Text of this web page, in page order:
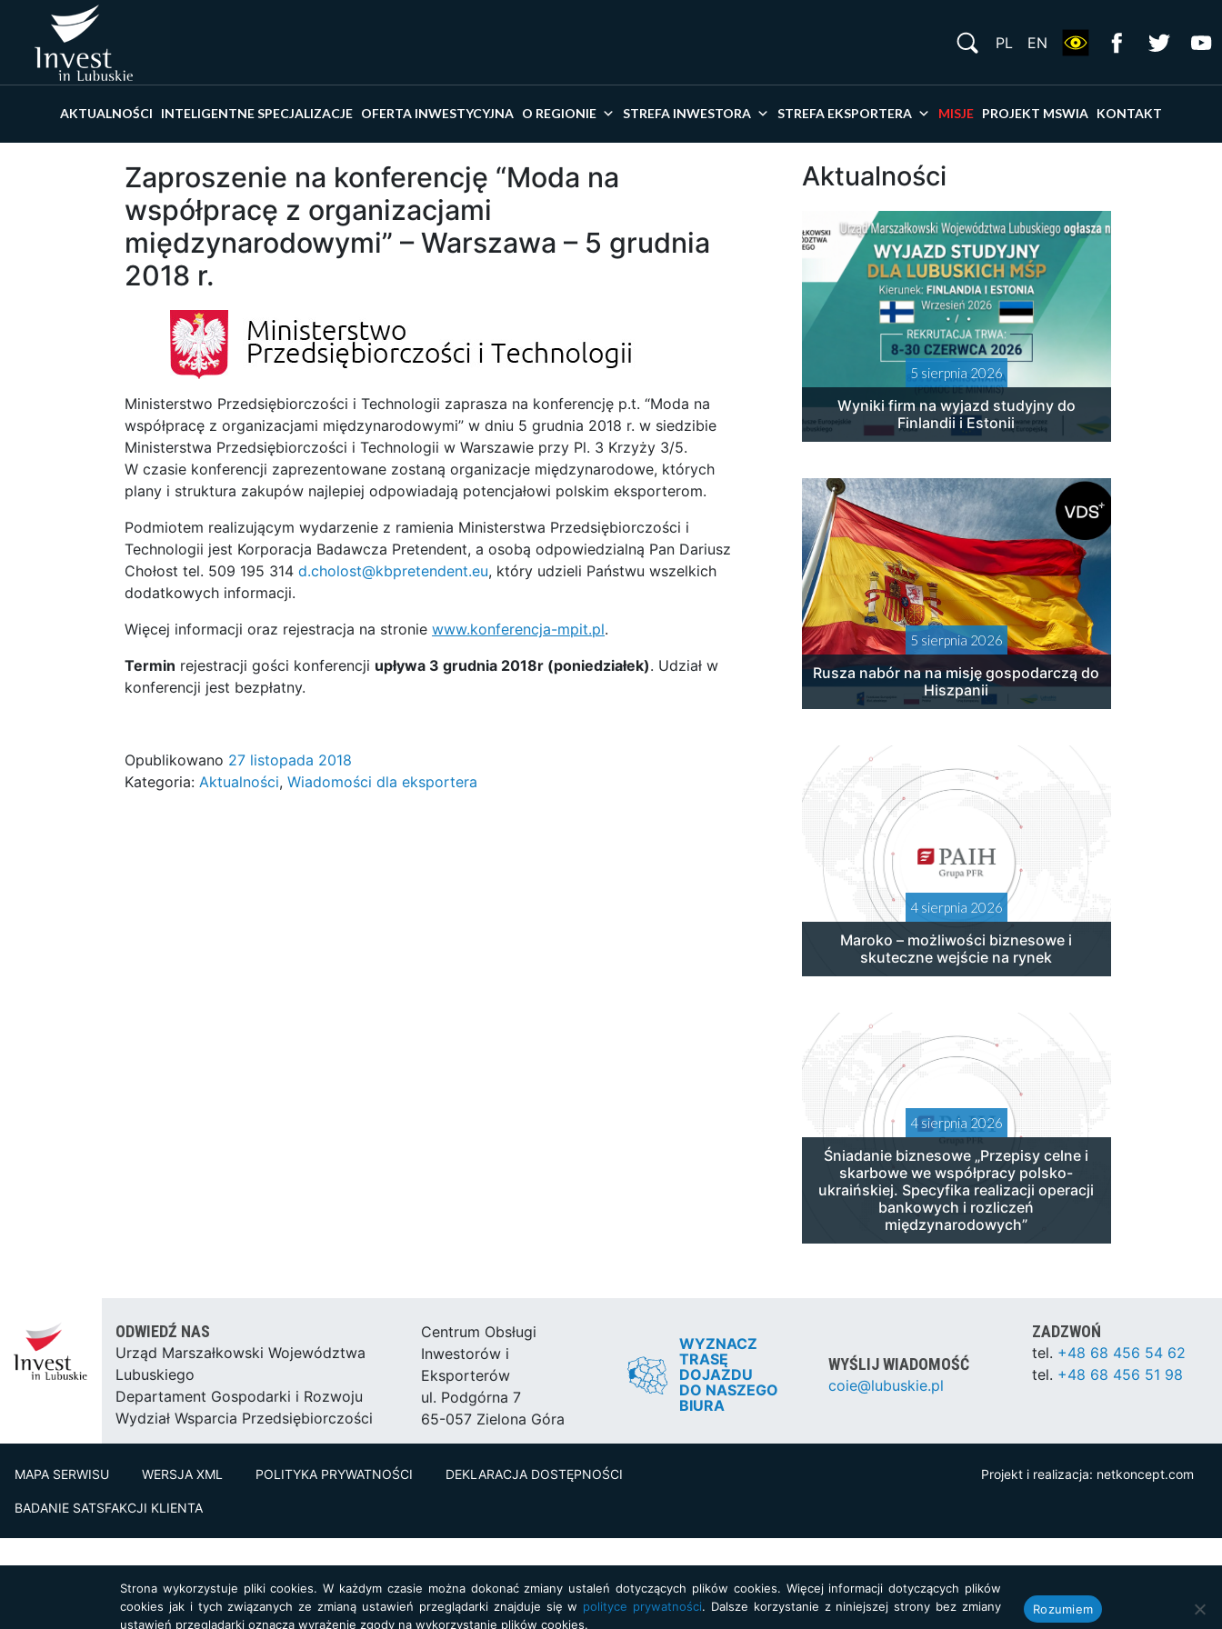
AKTUALNOŚCI INTELIGENTNE SPECJALIZACJE OFERTA INWESTYCYJNA O REGIONIE STREFA INWESTORA STREFA EKSPORTERA MISJE PROJEKT MSWIA KONTAKT
PL EN
Zaproszenie na konferencję “Moda na
współpracę z organizacjami
międzynarodowymi” – Warszawa – 5 grudnia
2018 r.
Ministerstwo Przedsiębiorczości i Technologii zaprasza na konferencję p.t. “Moda na
współpracę z organizacjami międzynarodowymi” w dniu 5 grudnia 2018 r. w siedzibie
Ministerstwa Przedsiębiorczości i Technologii w Warszawie przy Pl. 3 Krzyży 3/5.
W czasie konferencji zaprezentowane zostaną organizacje międzynarodowe, których
plany i struktura zakupów najlepiej odpowiadają potencjałowi polskim eksporterom.
Podmiotem realizującym wydarzenie z ramienia Ministerstwa Przedsiębiorczości i
Technologii jest Korporacja Badawcza Pretendent, a osobą odpowiedzialną Pan Dariusz
Chołost tel. 509 195 314 d.cholost@kbpretendent.eu, który udzieli Państwu wszelkich
dodatkowych informacji.
Więcej informacji oraz rejestracja na stronie www.konferencja-mpit.pl.
Termin rejestracji gości konferencji upływa 3 grudnia 2018r (poniedziałek). Udział w
konferencji jest bezpłatny.
Opublikowano 27 listopada 2018
Kategoria: Aktualności, Wiadomości dla eksportera
Aktualności
5 sierpnia 2026
Wyniki firm na wyjazd studyjny do
Finlandii i Estonii
5 sierpnia 2026
Rusza nabór na na misję gospodarczą do
Hiszpanii
4 sierpnia 2026
Maroko – możliwości biznesowe i
skuteczne wejście na rynek
4 sierpnia 2026
Śniadanie biznesowe „Przepisy celne i
skarbowe we współpracy polsko-
ukraińskiej. Specyfika realizacji operacji
bankowych i rozliczeń
międzynarodowych”
ODWIEDŹ NAS
Urząd Marszałkowski Województwa
Lubuskiego
Departament Gospodarki i Rozwoju
Wydział Wsparcia Przedsiębiorczości
Centrum Obsługi
Inwestorów i
Eksporterów
ul. Podgórna 7
65-057 Zielona Góra
WYZNACZ
TRASĘ
DOJAZDU
DO NASZEGO
BIURA
WYŚLIJ WIADOMOŚĆ
coie@lubuskie.pl
ZADZWOŃ
tel. +48 68 456 54 62
tel. +48 68 456 51 98
MAPA SERWISU WERSJA XML POLITYKA PRYWATNOŚCI DEKLARACJA DOSTĘPNOŚCI
BADANIE SATSFAKCJI KLIENTA
Projekt i realizacja: netkoncept.com
Strona wykorzystuje pliki cookies. W każdym czasie można dokonać zmiany ustaleń dotyczących plików cookies. Więcej informacji dotyczących plików
cookies jak i tych związanych ze zmianą ustawień przeglądarki znajduje się w polityce prywatności. Dalsze korzystanie z niniejszej strony bez zmiany
ustawień przeglądarki oznacza wyrażenie zgody na wykorzystanie plików cookies.
Rozumiem